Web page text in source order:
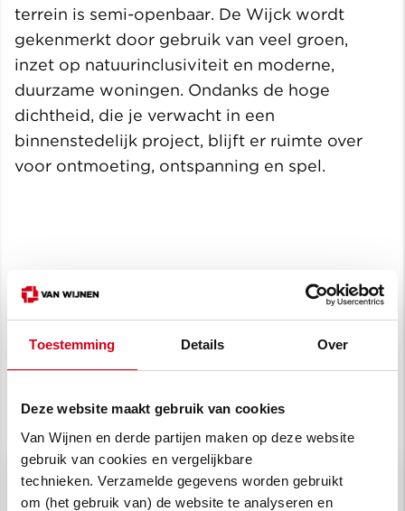
Toestemming Details Over
Deze website maakt gebruik van cookies
Van Wijnen en derde partijen maken op deze website
gebruik van cookies en vergelijkbare
technieken. Verzamelde gegevens worden gebruikt
om (het gebruik van) de website te analyseren en
terrein is semi-openbaar. De Wijck wordt
gekenmerkt door gebruik van veel groen,
inzet op natuurinclusiviteit en moderne,
duurzame woningen. Ondanks de hoge
dichtheid, die je verwacht in een
binnenstedelijk project, blijft er ruimte over
voor ontmoeting, ontspanning en spel.